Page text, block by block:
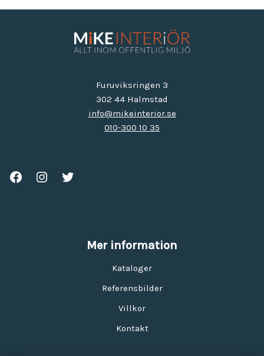
Furuviksringen 3
302 44 Halmstad
info@mikeinterior.se
010-300 10 35
Mer information
Kataloger
Referensbilder
Villkor
Kontakt